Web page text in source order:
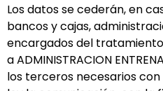
Los datos se cederán, en
bancos y cajas,
encargados del
a ADMINISTRACION
los terceros necesarios